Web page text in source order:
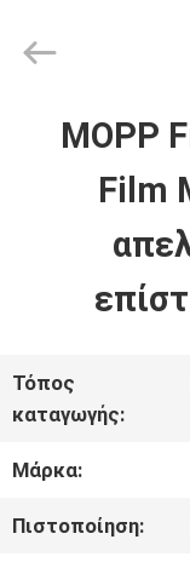
ΣΠΊΤΙ
ΒΊΝΤΕΟ
ΕΜΦΆΝΙΣΗ
VR
Upass
Material
MOPP
Film
Τόπος
καταγωγής:
Μάρκα:
Πιστοποίηση: